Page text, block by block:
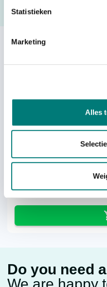
Statistieken
Marketing
Alles
Others also viewed:
Hetronic® Battery
Do you need